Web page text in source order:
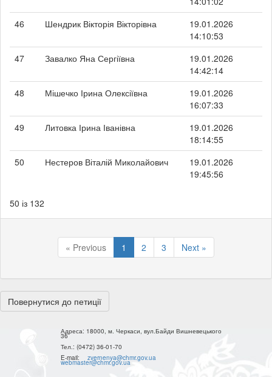
46
Шендрик Вікторія Вікторівна
19.01.2026
14:10:53
47
Завалко Яна Сергіївна
19.01.2026
14:42:14
48
Мішечко Ірина Олексіївна
19.01.2026
16:07:33
49
Литовка Ірина Іванівна
19.01.2026
18:14:55
50
Нестеров Віталій Миколайович
19.01.2026
19:45:56
50 із 132
« Previous 1 2 3 Next »
Повернутися до петиції
Адреса: 18000, м. Черкаси, вул.Байди Вишневецького
36
Тел.: (0472) 36-01-70
E-mail:
zvernenya@chmr.gov.ua
webmaster@chmr.gov.ua